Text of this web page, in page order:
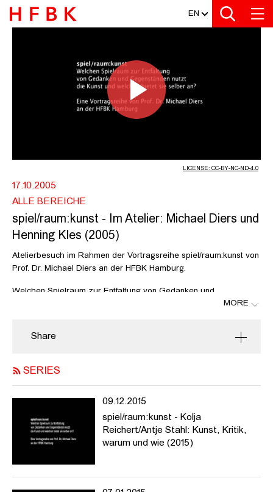
Zur Metanavigation
Zur Hauptnavigation
Zur Suche
Zum Inhalt
Zum Seitenfuss EN
Play
Video
LICENSE: CC-BY-NC-ND-4.0
17.10.2005
ALLE BEREICHE
spiel/raum:kunst - Im Atelier: Michael Diers und
Henning Kles (2005)
Atelierbesuch im Rahmen der Vortragsreihe spiel/raum:kunst von
Prof. Dr. Michael Diers an der HFBK Hamburg.
Welchen Spielraum zur Entfaltung von Gedanken und
Gegenständen nutzt die Kunst und welchen bietet sie selber an?
ausloten, die aus der Koalition von Kunst und Wissen/schaften
Vortragsreihe stellt prominente theoretische, historische und
haben (Kunst + Natur, Mathematik, Technik, Spiel, Philosophie,
Mode, Fotografie etc.). Gefragt wird nach den wechselseitigen
historischen und aktuellen Konstellationen und Koalitionen der
einzelnen Bezugsfelder und nach den besonderen Möglichkeiten
MORE
Share
SERIES
09.12.2015
spiel/raum:kunst - Kolja
Reichert/Antje Stahl: Kunst, Kritik,
warum und wie (2015)